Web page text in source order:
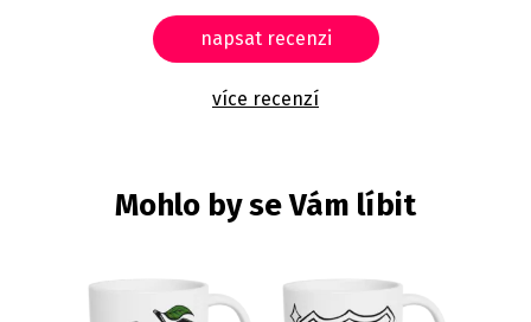
napsat recenzi
více recenzí
Mohlo by se Vám líbit